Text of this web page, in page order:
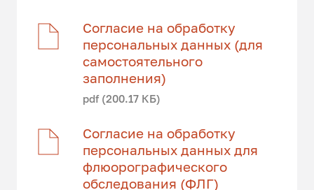
Согласие на обработку
персональных данных (для
самостоятельного
заполнения)
pdf (200.17 КБ)
Согласие на обработку
персональных данных для
флюорографического
обследования (ФЛГ)